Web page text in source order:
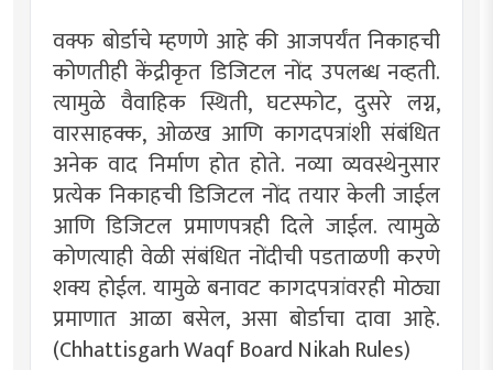
वक्फ बोर्डाचे म्हणणे आहे की आजपर्यंत निकाहची
कोणतीही केंद्रीकृत डिजिटल नोंद उपलब्ध नव्हती.
त्यामुळे वैवाहिक स्थिती, घटस्फोट, दुसरे लग्न,
वारसाहक्क, ओळख आणि कागदपत्रांशी संबंधित
अनेक वाद निर्माण होत होते. नव्या व्यवस्थेनुसार
प्रत्येक निकाहची डिजिटल नोंद तयार केली जाईल
आणि डिजिटल प्रमाणपत्रही दिले जाईल. त्यामुळे
कोणत्याही वेळी संबंधित नोंदीची पडताळणी करणे
शक्य होईल. यामुळे बनावट कागदपत्रांवरही मोठ्या
प्रमाणात आळा बसेल, असा बोर्डाचा दावा आहे.
(Chhattisgarh Waqf Board Nikah Rules)